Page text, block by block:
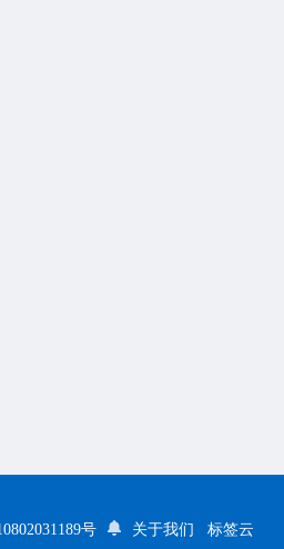
号 关于我们 标签云